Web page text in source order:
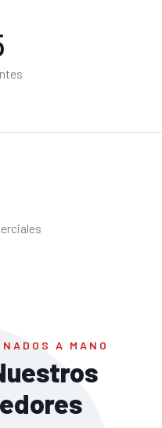
A MANO